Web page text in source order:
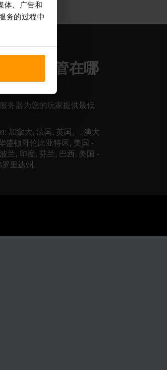
体、广告和
务的过程中
务器托管在哪
务器为您的玩家提供最低
加拿大, 法国, 英国。, 澳大
盛顿哥伦比亚特区, 美国 -
兰, 印度, 芬兰, 巴西, 美国 -
里达州,